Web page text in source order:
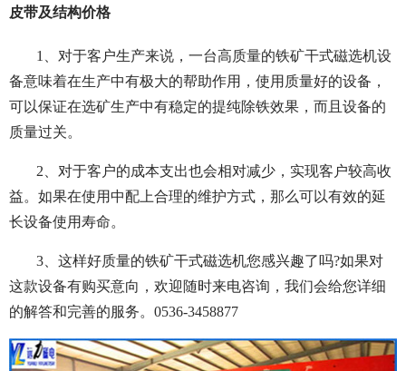
皮带及结构价格
1、对于客户生产来说，一台高质量的铁矿干式磁选机设
备意味着在生产中有极大的帮助作用，使用质量好的设备，
可以保证在选矿生产中有稳定的提纯除铁效果，而且设备的
质量过关。
2、对于客户的成本支出也会相对减少，实现客户较高收
益。如果在使用中配上合理的维护方式，那么可以有效的延
长设备使用寿命。
3、这样好质量的铁矿干式磁选机您感兴趣了吗?如果对
这款设备有购买意向，欢迎随时来电咨询，我们会给您详细
的解答和完善的服务。0536-3458877